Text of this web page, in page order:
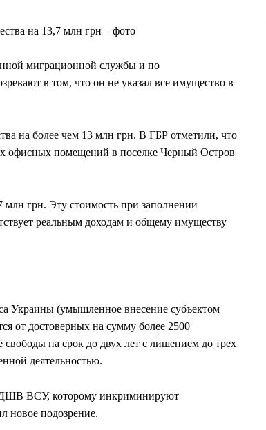
миграционной службы и по
в том, что он не указал все имущество в
на более чем 13 млн грн. В ГБР отметили, что
офисных помещений в поселке Черный Остров
грн. Эту стоимость при заполнении
реальным доходам и общему имуществу
Украины (умышленное внесение субъектом
от достоверных на сумму более 2500
на срок до двух лет с лишением до трех
деятельностью.
ДШВ ВСУ, которому инкриминируют
новое подозрение.